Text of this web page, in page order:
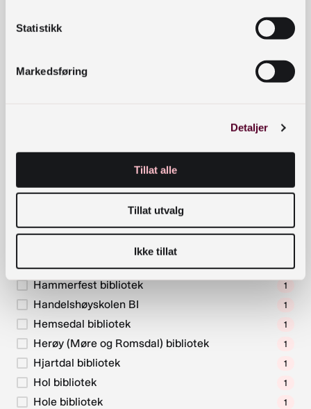
Statistikk
Markedsføring
Detaljer
Tillat alle
Tillat utvalg
Ikke tillat
Dovre bibliotek
Evje og Hornnes bibliotek
1
Folkehelseinstituttet, Biblioteket
Gáivuotna – Kåfjord – Kaivuono bibliotek 1
Grong bibliotek 1
Halden bibliotek 1
Hammerfest bibliotek 1
Handelshøyskolen BI 1
Hemsedal bibliotek 1
Herøy (Møre og Romsdal) bibliotek 1
Hjartdal bibliotek 1
Hol bibliotek 1
Hole bibliotek 1